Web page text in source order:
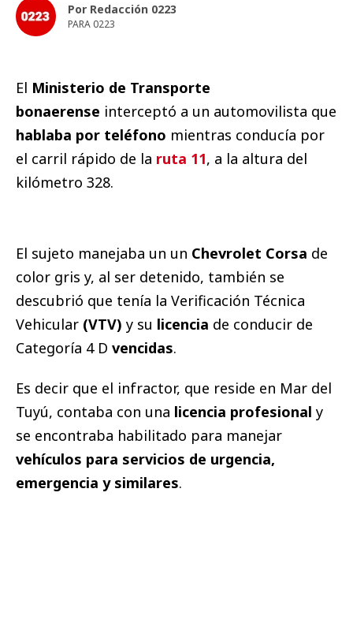
Por Redacción 0223
PARA 0223
El Ministerio de Transporte
bonaerense interceptó a un automovilista que
hablaba por teléfono mientras conducía por
el carril rápido de la ruta 11, a la altura del
kilómetro 328.
El sujeto manejaba un un Chevrolet Corsa de
color gris y, al ser detenido, también se
descubrió que tenía la Verificación Técnica
Vehicular (VTV) y su licencia de conducir de
Categoría 4 D vencidas.
Es decir que el infractor, que reside en Mar del
Tuyú, contaba con una licencia profesional y
se encontraba habilitado para manejar
vehículos para servicios de urgencia,
emergencia y similares.